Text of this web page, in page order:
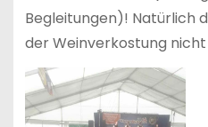
Begleitungen)! Natürlich
der Weinverkostung